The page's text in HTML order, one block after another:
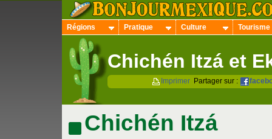
Régions Pratique Culture Tourisme
Chichén Itzá et
Imprimer Partager sur :
Chichén Itzá